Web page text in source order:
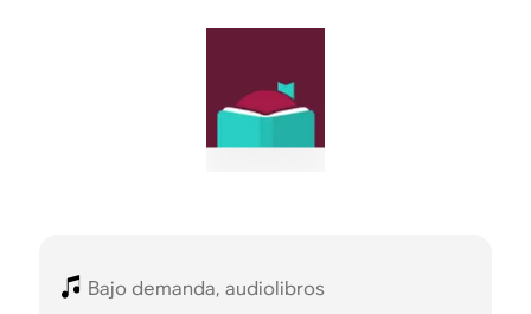
Bajo demanda, audiolibros